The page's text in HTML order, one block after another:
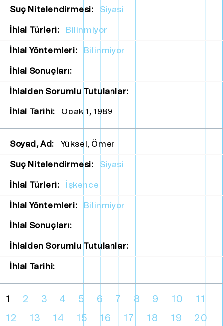
Suç Nitelendirmesi: Siyasi
İhlal Türleri: Bilinmiyor
İhlal Yöntemleri: Bilinmiyor
İhlal Sonuçları:
İhlalden Sorumlu Tutulanlar:
İhlal Tarihi: Ocak 1, 1989
Soyad, Ad: Yüksel, Ömer
Suç Nitelendirmesi: Siyasi
İhlal Türleri: İşkence
İhlal Yöntemleri: Bilinmiyor
İhlal Sonuçları:
İhlalden Sorumlu Tutulanlar:
İhlal Tarihi:
1 2 3 4 5 6 7 8 9 10
11
12
13 14 15 16 17 18 19
20